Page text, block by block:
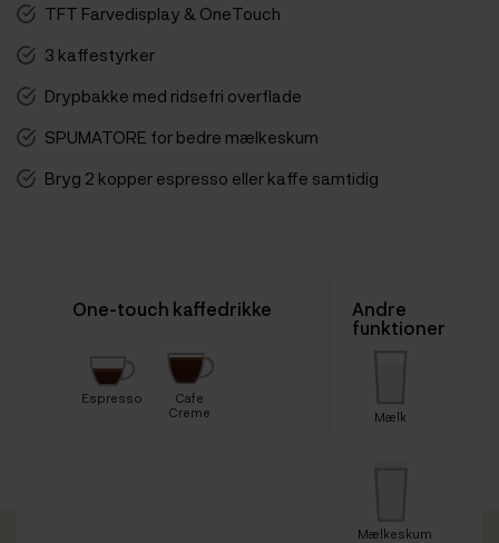
TFT Farvedisplay & OneTouch
3 kaffestyrker
Drypbakke med ridsefri overflade
SPUMATORE for bedre mælkeskum
Bryg 2 kopper espresso eller kaffe samtidig
One-touch kaffedrikke
Espresso
Cafe
Creme
Andre
funktioner
Mælk
Mælkeskum